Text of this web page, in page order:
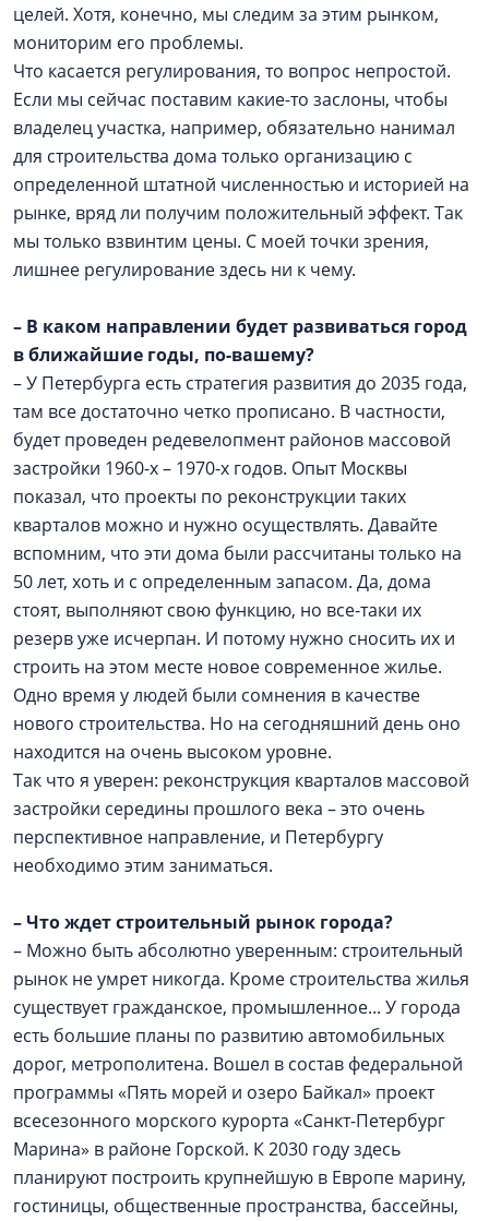
целей. Хотя, конечно, мы следим за этим рынком,
мониторим его проблемы.
Что касается регулирования, то вопрос непростой.
Если мы сейчас поставим какие-то заслоны, чтобы
владелец участка, например, обязательно нанимал
для строительства дома только организацию с
определенной штатной численностью и историей на
рынке, вряд ли получим положительный эффект. Так
мы только взвинтим цены. С моей точки зрения,
лишнее регулирование здесь ни к чему.
– В каком направлении будет развиваться город
в ближайшие годы, по-вашему?
– У Петербурга есть стратегия развития до 2035 года,
там все достаточно четко прописано. В частности,
будет проведен редевелопмент районов массовой
застройки 1960-х – 1970-х годов. Опыт Москвы
показал, что проекты по реконструкции таких
кварталов можно и нужно осуществлять. Давайте
вспомним, что эти дома были рассчитаны только на
50 лет, хоть и с определенным запасом. Да, дома
стоят, выполняют свою функцию, но все-таки их
резерв уже исчерпан. И потому нужно сносить их и
строить на этом месте новое современное жилье.
Одно время у людей были сомнения в качестве
нового строительства. Но на сегодняшний день оно
находится на очень высоком уровне.
Так что я уверен: реконструкция кварталов массовой
застройки середины прошлого века – это очень
перспективное направление, и Петербургу
необходимо этим заниматься.
– Что ждет строительный рынок города?
– Можно быть абсолютно уверенным: строительный
рынок не умрет никогда. Кроме строительства жилья
существует гражданское, промышленное... У города
есть большие планы по развитию автомобильных
дорог, метрополитена. Вошел в состав федеральной
программы «Пять морей и озеро Байкал» проект
всесезонного морского курорта «Санкт-Петербург
Марина» в районе Горской. К 2030 году здесь
планируют построить крупнейшую в Европе марину,
гостиницы, общественные пространства, бассейны,